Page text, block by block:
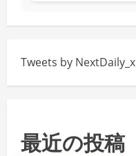
Tweets by NextDaily_x
最近の投稿